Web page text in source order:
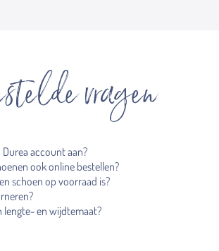
vragen
Durea account aan?
ook online bestellen?
schoen op voorraad is?
lengte- en wijdtemaat?